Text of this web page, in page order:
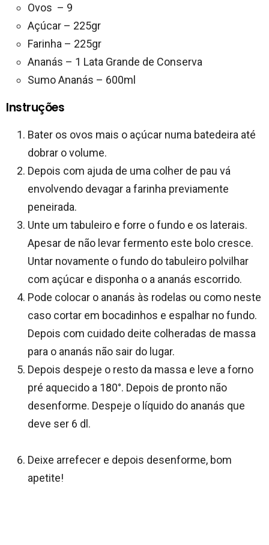
Ovos – 9
Açúcar – 225gr
Farinha – 225gr
Ananás – 1 Lata Grande de Conserva
Sumo Ananás – 600ml
Instruções
Bater os ovos mais o açúcar numa batedeira até
dobrar o volume.
Depois com ajuda de uma colher de pau vá
envolvendo devagar a farinha previamente
peneirada.
Unte um tabuleiro e forre o fundo e os laterais.
Apesar de não levar fermento este bolo cresce.
Untar novamente o fundo do tabuleiro polvilhar
com açúcar e disponha o a ananás escorrido.
Pode colocar o ananás às rodelas ou como neste
caso cortar em bocadinhos e espalhar no fundo.
Depois com cuidado deite colheradas de massa
para o ananás não sair do lugar.
Depois despeje o resto da massa e leve a forno
pré aquecido a 180°. Depois de pronto não
desenforme. Despeje o líquido do ananás que
deve ser 6 dl.
Deixe arrefecer e depois desenforme, bom
apetite!